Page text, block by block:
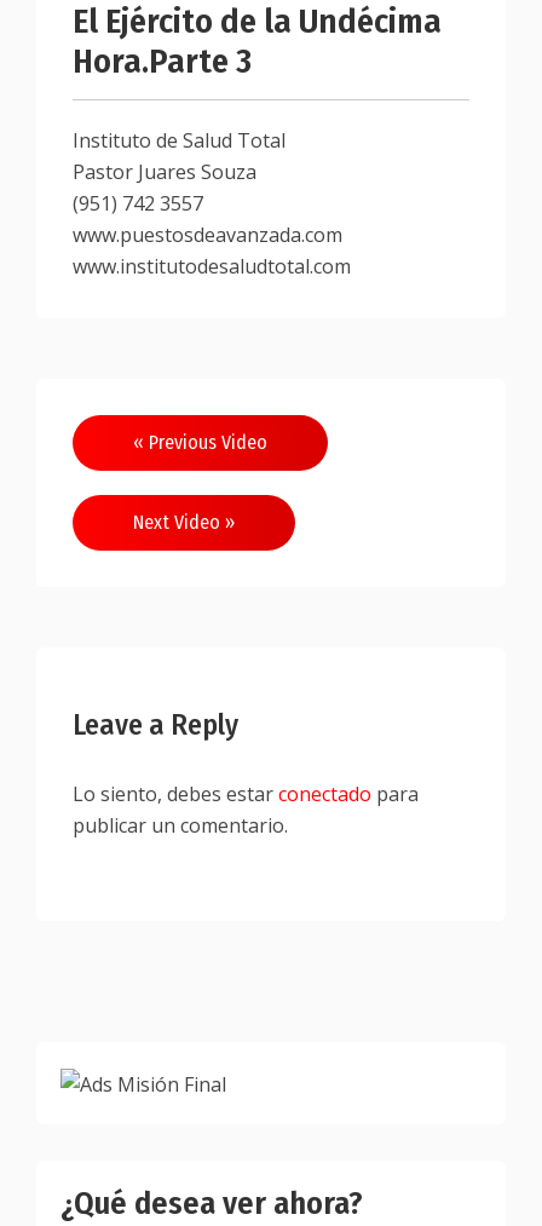
El Ejército de la Undécima
Hora.Parte 3
Instituto de Salud Total
Pastor Juares Souza
(951) 742 3557
www.puestosdeavanzada.com
www.institutodesaludtotal.com
Navegación
de
entradas
« Previous Video
Next Video »
Leave a Reply
Lo siento, debes estarconectado para
publicar un comentario.
¿Qué desea ver ahora?